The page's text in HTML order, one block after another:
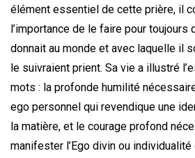
élément essentiel de cette prière, il
l’importance de le faire pour toujours
donnait au monde et avec laquelle il
le suivraient prient. Sa vie a illustré
mots : la profonde humilité
ego personnel qui revendique une
la matière, et le courage profond
manifester l’Ego divin ou